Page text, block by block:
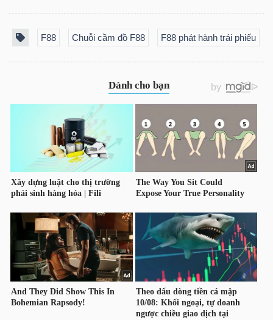
F88 Chuỗi cầm đồ F88 F88 phát hành trái phiếu
PHIẾU
TRÁI
PHIẾU
CÔNG
ĐẦU